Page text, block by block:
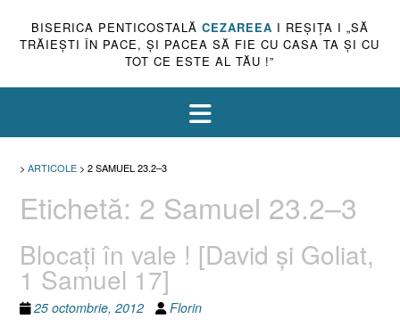
BISERICA PENTICOSTALĂ CEZAREEA I REŞIŢA I „SĂ
TRĂIEŞTI ÎN PACE, ŞI PACEA SĂ FIE CU CASA TA ŞI CU
TOT CE ESTE AL TĂU !”
> ARTICOLE > 2 SAMUEL 23.2–3
Etichetă: 2 Samuel 23.2–3
Blocaţi în vale ! [David şi Goliat,
1 Samuel 17]
25 octombrie, 2012 Florin